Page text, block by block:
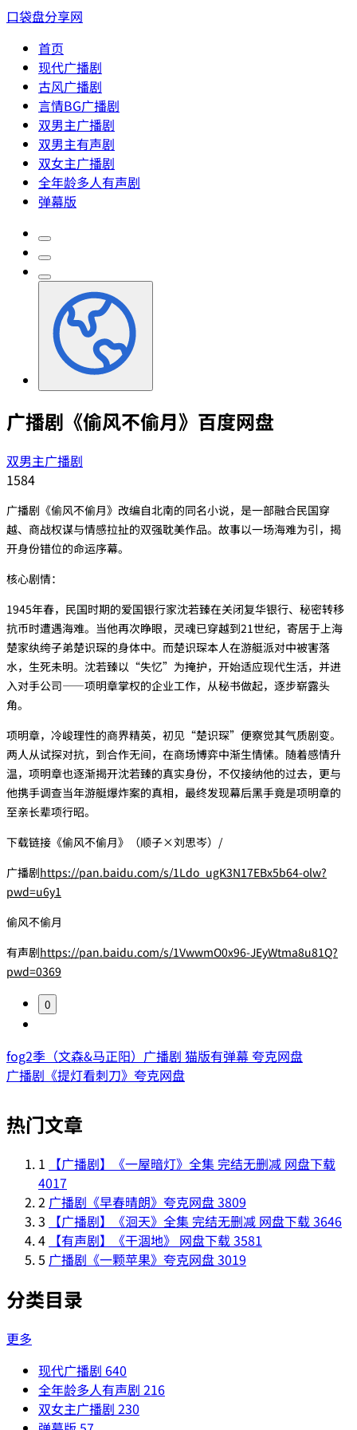
口袋盘分享网
首页
现代广播剧
古风广播剧
言情BG广播剧
双男主广播剧
双男主有声剧
双女主广播剧
全年龄多人有声剧
弹幕版
广播剧《偷风不偷月》百度网盘
双男主广播剧
1584
广播剧《偷风不偷月》改编自北南的同名小说，是一部融合民国穿
越、商战权谋与情感拉扯的双强耽美作品。故事以一场海难为引，揭
开身份错位的命运序幕。
‌核心剧情‌：
1945年春，民国时期的爱国银行家沈若臻在关闭复华银行、秘密转移
抗币时遭遇海难。当他再次睁眼，灵魂已穿越到21世纪，寄居于上海
楚家纨绔子弟楚识琛的身体中。而楚识琛本人在游艇派对中被害落
水，生死未明。沈若臻以“失忆”为掩护，开始适应现代生活，并进
入对手公司——项明章掌权的企业工作，从秘书做起，逐步崭露头
角。
项明章，冷峻理性的商界精英，初见“楚识琛”便察觉其气质剧变。
两人从试探对抗，到合作无间，在商场博弈中渐生情愫。随着感情升
温，项明章也逐渐揭开沈若臻的真实身份，不仅接纳他的过去，更与
他携手调查当年游艇爆炸案的真相，最终发现幕后黑手竟是项明章的
至亲长辈项行昭。
下载链接《偷风不偷月》（顺子×刘思岑）/
广播剧https://pan.baidu.com/s/1Ldo_ugK3N17EBx5b64-olw?
pwd=u6y1
偷风不偷月
有声剧https://pan.baidu.com/s/1VwwmO0x96-JEyWtma8u81Q?
pwd=0369
0
fog2季（文森&马正阳）广播剧 猫版有弹幕 夸克网盘
广播剧《提灯看刺刀》夸克网盘
热门文章
1
【广播剧】《一屋暗灯》全集 完结无删减 网盘下载
4017
2 广播剧《早春晴朗》夸克网盘3809
3
【广播剧】《洄天》全集 完结无删减 网盘下载3646
4 【有声剧】《干涸地》 网盘下载3581
5 广播剧《一颗苹果》夸克网盘3019
分类目录
更多
现代广播剧 640
全年龄多人有声剧 216
双女主广播剧 230